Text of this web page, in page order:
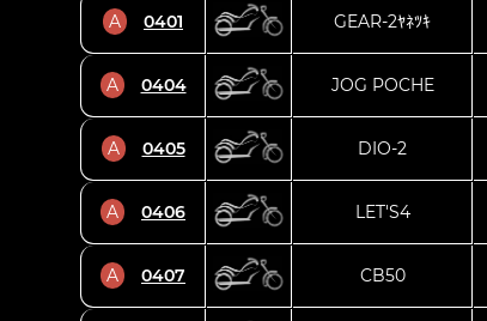
A 0401 GEAR-2ﾔﾈﾂｷ
A 0404 JOG POCHE
A 0405 DIO-2
A 0406 LET'S4
A 0407 CB50